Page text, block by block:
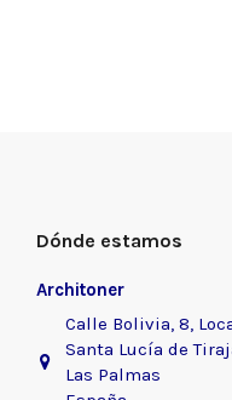
Dónde estamos
Architoner
Calle Bolivia, 8,
Santa Lucía de
Las Palmas